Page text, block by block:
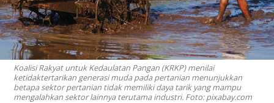
Koalisi Rakyat untuk Kedaulatan Pangan (KRKP) menilai
ketidaktertarikan generasi muda pada pertanian menunjukkan
betapa sektor pertanian tidak memiliki daya tarik yang mampu
mengalahkan sektor lainnya terutama industri. Foto: pixabay.com